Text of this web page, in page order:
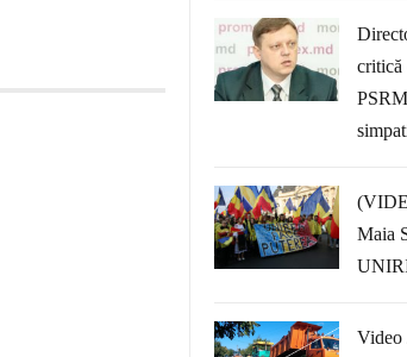
Maia
Video